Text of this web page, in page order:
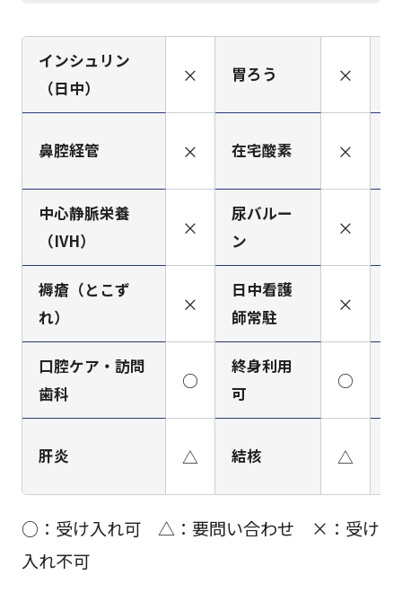
インシュリン
（日中）
× 胃ろう ×
鼻腔経管 × 在宅酸素 ×
中心静脈栄養
（IVH）
×
尿バルー
ン
×
褥瘡（とこず
れ）
×
日中看護
師常駐
×
口腔ケア・訪問
歯科
○
終身利用
可
○
肝炎 △ 結核 △
○：受け入れ可 △：要問い合わせ ×：受け
入れ不可